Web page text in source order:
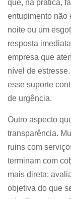
que, na prática,
entupimento não
noite ou um
resposta
empresa que
nível de estresse.
esse suporte
de urgência.
Outro aspecto
transparência.
ruins com
terminam com
mais direta:
objetiva do que